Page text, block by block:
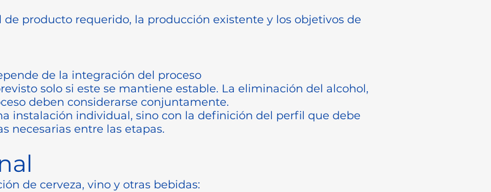
producto requerido, la producción existente y los objetivos de
de la integración del proceso
solo si este se mantiene estable. La eliminación del alcohol,
deben considerarse conjuntamente.
instalación individual, sino con la definición del perfil que debe
necesarias entre las etapas.
de cerveza, vino y otras bebidas: